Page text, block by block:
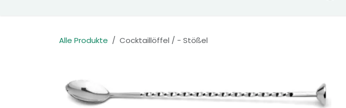
Alle Produkte Cocktaillöffel / - Stößel